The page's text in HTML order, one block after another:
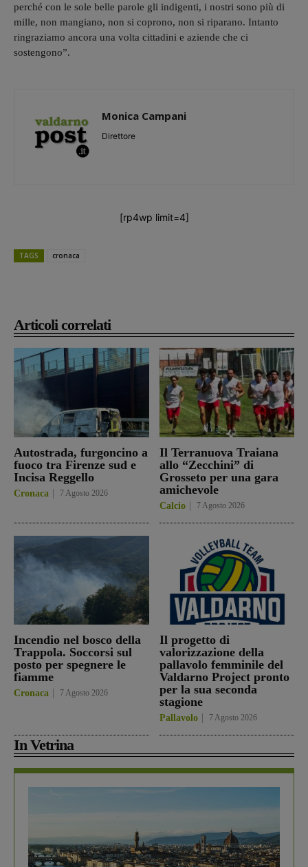
Articoli correlati
Autostrada, furgoncino a
fuoco tra Firenze sud e
Incisa Reggello
Cronaca 7 Agosto 2026
Il Terranuova Traiana
allo “Zecchini” di
Grosseto per una gara
amichevole
Calcio 7 Agosto 2026
Incendio nel bosco della
Trappola. Soccorsi sul
posto per spegnere le
fiamme
Cronaca 7 Agosto 2026
Il progetto di
valorizzazione della
pallavolo femminile del
Valdarno Project pronto
per la sua seconda
stagione
Pallavolo 7 Agosto 2026
In Vetrina
perché con le sole belle parole gli indigenti, i nostri sono più di
mille, non mangiano, non si coprono, non si riparano. Intanto
ringraziamo ancora una volta cittadini e aziende che ci
sostengono”.
Monica Campani
Direttore
[rp4wp limit=4]
TAGS cronaca